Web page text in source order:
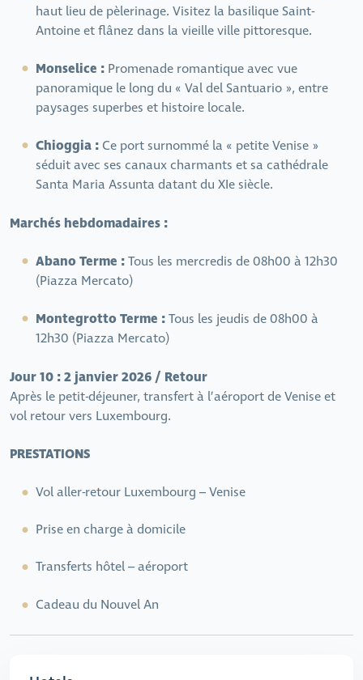
haut lieu de pèlerinage. Visitez la basilique Saint-
Antoine et flânez dans la vieille ville pittoresque.
Monselice : Promenade romantique avec vue
panoramique le long du « Val del Santuario », entre
paysages superbes et histoire locale.
Chioggia : Ce port surnommé la « petite Venise »
séduit avec ses canaux charmants et sa cathédrale
Santa Maria Assunta datant du XIe siècle.
Marchés hebdomadaires :
Abano Terme :Tous les mercredis de 08h00 à 12h30
(Piazza Mercato)
Montegrotto Terme :Tous les jeudis de 08h00 à
12h30 (Piazza Mercato)
Jour 10 : 2 janvier 2026 / Retour
Après le petit-déjeuner, transfert à l’aéroport de Venise et
vol retour vers Luxembourg.
PRESTATIONS
Vol aller-retour Luxembourg – Venise
Prise en charge à domicile
Transferts hôtel – aéroport
Cadeau du Nouvel An